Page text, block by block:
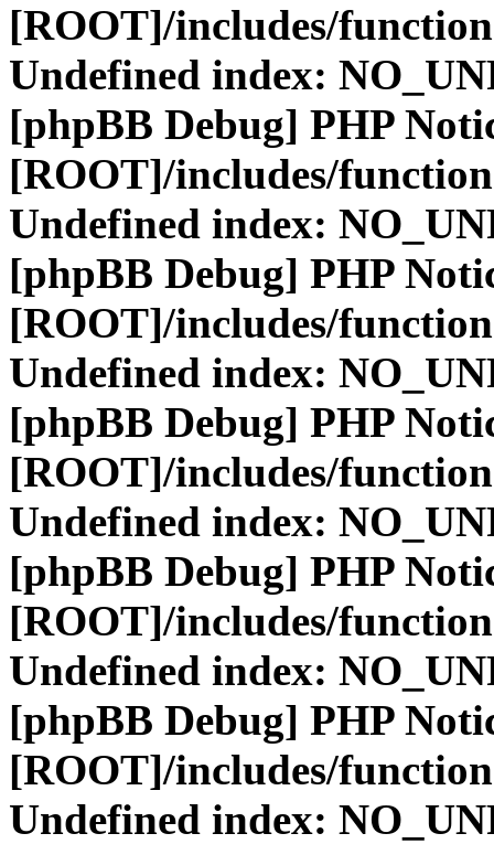
[ROOT]/includes/
Undefined index:
[phpBB Debug] PHP
[ROOT]/includes/
Undefined index:
[phpBB Debug] PHP
[ROOT]/includes/
Undefined index:
[phpBB Debug] PHP
[ROOT]/includes/
Undefined index:
[phpBB Debug] PHP
[ROOT]/includes/
Undefined index:
[phpBB Debug] PHP
[ROOT]/includes/
Undefined index: